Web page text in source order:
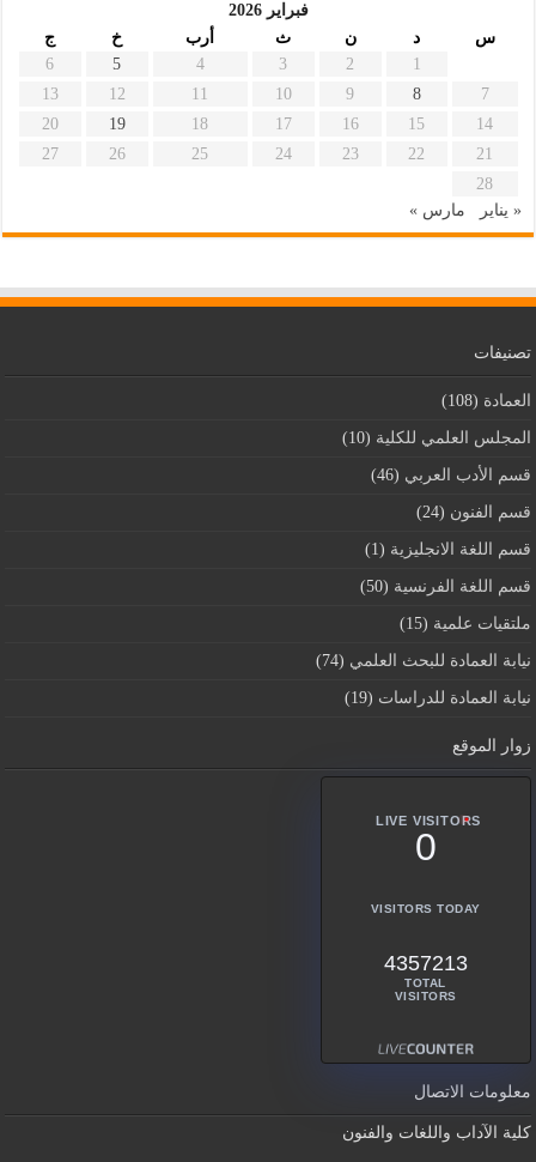
فبراير 2026
س
د ن ث أرب خ
ج
1
2
3
4
5
6
7
8
9
10
11
12
13
14
15
16
17
18
19
20
21
22
23
24
25
26
27
28
« يناير
مارس »
تصنيفات
العمادة (108)
المجلس العلمي للكلية (10)
قسم اﻷدب العربي (46)
قسم الفنون (24)
قسم اللغة الانجليزية (1)
قسم اللغة الفرنسية (50)
ملتقيات علمية (15)
نيابة العمادة للبحث العلمي (74)
نيابة العمادة للدراسات (19)
زوار الموقع
LIVE VISITORS
0
VISITORS TODAY
4357213
TOTAL
VISITORS
معلومات الاتصال
كلية الآداب واللغات والفنون